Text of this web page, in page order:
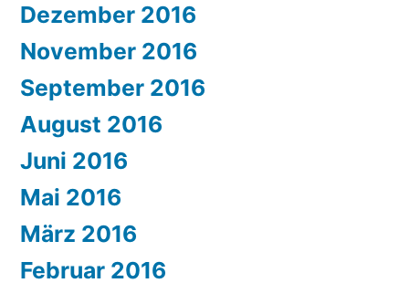
Dezember 2016
November 2016
September 2016
August 2016
Juni 2016
Mai 2016
März 2016
Februar 2016